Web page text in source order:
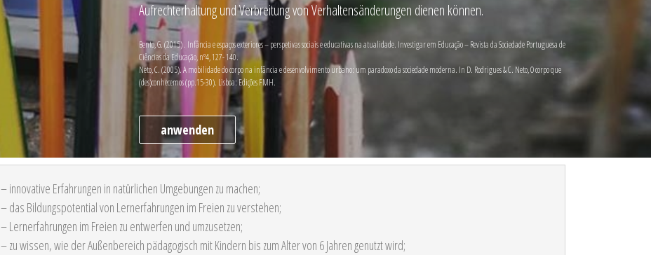
Aufrechterhaltung und Verbreitung von Verhaltensänderungen dienen können.
Bento, G. (2015) . Infância e espaços exteriores – perspetivas sociais e educativas na atualidade. Investigar em Educação – Revista da Sociedade Portuguesa de
Ciências da Educação, nº4, 127- 140.
Neto, C. (2005). A mobilidade do corpo na infância e desenvolvimento urbano: um paradoxo da sociedade moderna. In D. Rodrigues & C. Neto, O corpo que
(des)conhecemos (pp.15-30). Lisboa: Edições FMH.
anwenden
– innovative Erfahrungen in natürlichen Umgebungen zu machen;
– das Bildungspotential von Lernerfahrungen im Freien zu verstehen;
– Lernerfahrungen im Freien zu entwerfen und umzusetzen;
– zu wissen, wie der Außenbereich pädagogisch mit Kindern bis zum Alter von 6 Jahren genutzt wird;